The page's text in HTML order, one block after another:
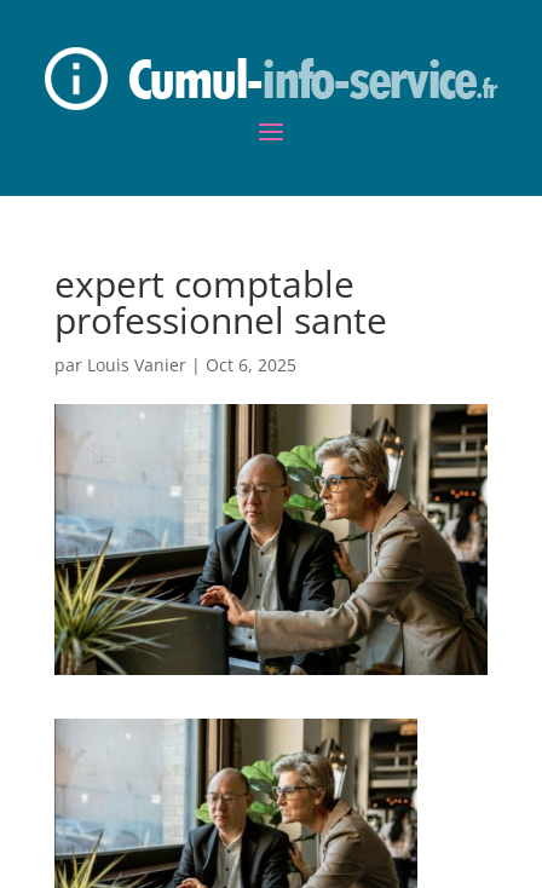
expert comptable
professionnel sante
par Louis Vanier| Oct 6, 2025